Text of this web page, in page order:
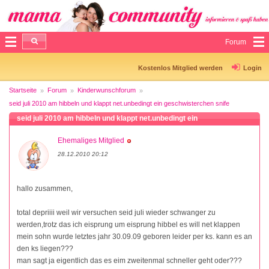
Forum
Kostenlos Mitglied werden Login
Startseite Forum
Kinderwunschforum
seid juli 2010 am hibbeln und klappt net.unbedingt ein geschwisterchen snife
seid juli 2010 am hibbeln und klappt net.unbedingt ein
Ehemaliges Mitglied
28.12.2010 20:12
hallo zusammen,
total depriiii weil wir versuchen seid juli wieder schwanger zu
werden,trotz das ich eisprung um eisprung hibbel es will net klappen
mein sohn wurde letztes jahr 30.09.09 geboren leider per ks. kann es an
den ks liegen???
man sagt ja eigentlich das es eim zweitenmal schneller geht oder???